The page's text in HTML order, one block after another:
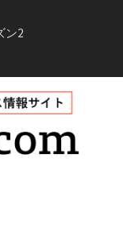
ス
・